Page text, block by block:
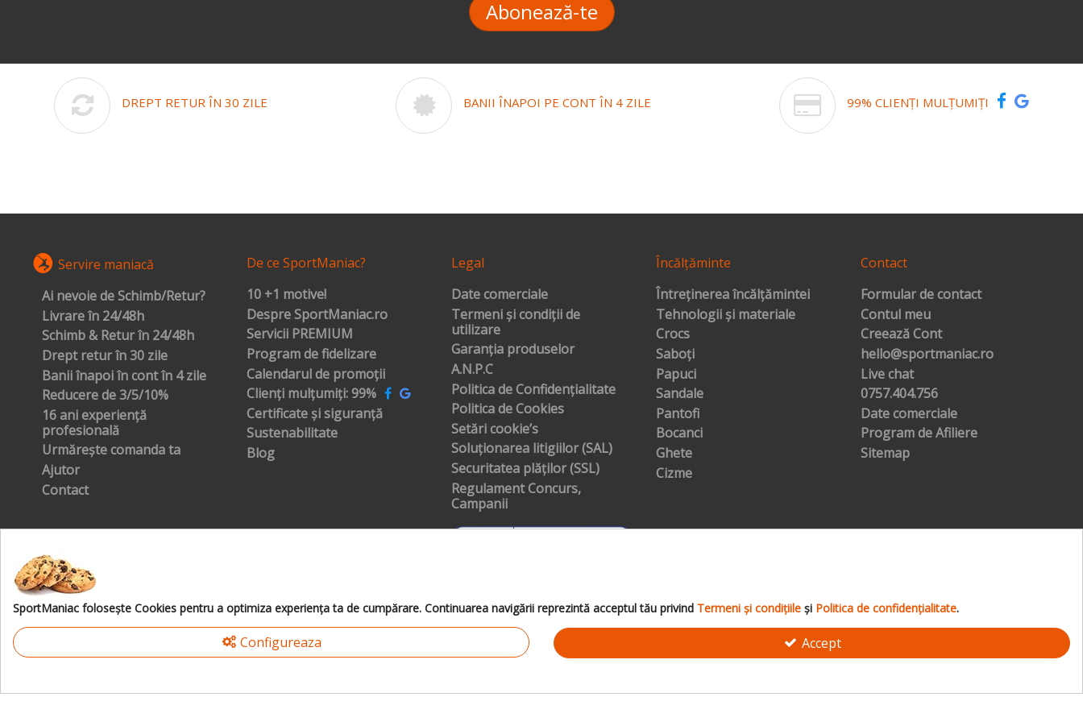
Abonează-te
DREPT RETUR ÎN 30 ZILE BANII ÎNAPOI PE CONT ÎN 4 ZILE 99% CLIENȚI MULȚUMIȚI
Servire maniacă
Ai nevoie de Schimb/Retur?
Livrare în 24/48h
Schimb & Retur în 24/48h
Drept retur în 30 zile
Banii înapoi în cont în 4 zile
Reducere de 3/5/10%
16 ani experiență
profesională
Urmărește comanda ta
Ajutor
Contact
De ce SportManiac?
10 +1 motive!
Despre SportManiac.ro
Servicii PREMIUM
Program de fidelizare
Calendarul de promoții
Clienți mulțumiți: 99%
Certificate și siguranță
Sustenabilitate
Blog
Legal
Date comerciale
Termeni și condiții de
utilizare
Garanția produselor
A.N.P.C
Politica de Confidențialitate
Politica de Cookies
Setări cookie’s
Soluționarea litigiilor (SAL)
Securitatea plăților (SSL)
Regulament Concurs,
Campanii
Încălțăminte
Întreținerea încălțămintei
Tehnologii și materiale
Crocs
Saboți
Papuci
Sandale
Pantofi
Bocanci
Ghete
Cizme
Contact
Formular de contact
Contul meu
Creează Cont
hello@sportmaniac.ro
Live chat
0757.404.756
Date comerciale
Program de Afiliere
Sitemap
SportManiac foloseşte Cookies pentru a optimiza experienţa ta de cumpărare. Continuarea navigării reprezintă acceptul tău privind Termeni și condițiile şi Politica de confidențialitate.
Configureaza Accept